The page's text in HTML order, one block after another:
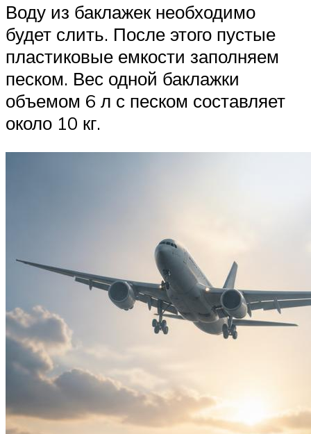
Воду из баклажек необходимо
будет слить. После этого пустые
пластиковые емкости заполняем
песком. Вес одной баклажки
объемом 6 л с песком составляет
около 10 кг.